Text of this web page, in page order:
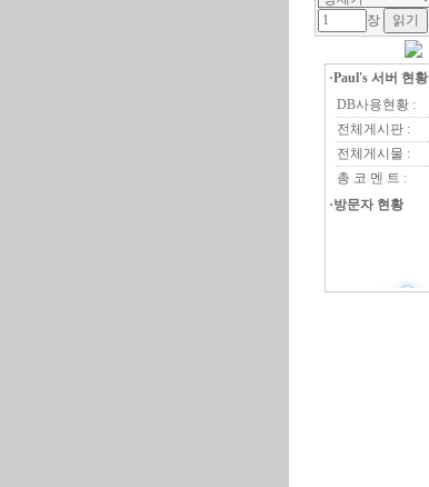
장
·Paul's 서버 현황
DB사용현황 :
전체게시판 :
전체게시물 :
총 코 멘 트 :
·방문자 현황